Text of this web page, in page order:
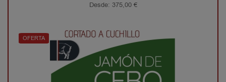
Desde: 375,00 €
OFERTA